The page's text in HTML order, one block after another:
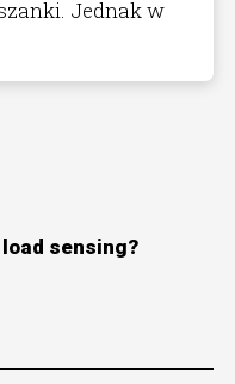
Jednak w
sensing?